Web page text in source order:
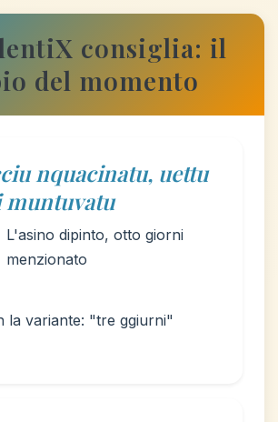
consiglia: il
del momento
nquacinatu, uettu
L'asino dipinto, otto giorni
menzionato
la variante: "tre ggiurni"